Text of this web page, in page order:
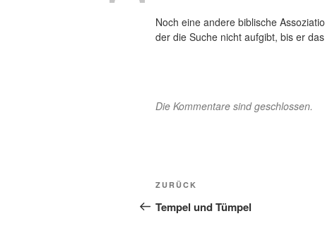
Noch eine andere biblische
der die Suche nicht aufgibt, bis er
Die Kommentare sind geschlossen.
Beitragsnavigation
Vorheriger
Beitrag
ZURÜCK
Tempel und Tümpel